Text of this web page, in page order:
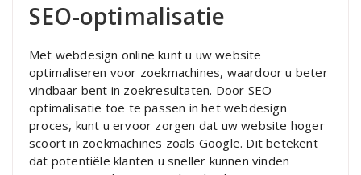
SEO-optimalisatie
Met webdesign online kunt u uw website
optimaliseren voor zoekmachines, waardoor u beter
vindbaar bent in zoekresultaten. Door SEO-
optimalisatie toe te passen in het webdesign
proces, kunt u ervoor zorgen dat uw website hoger
scoort in zoekmachines zoals Google. Dit betekent
dat potentiële klanten u sneller kunnen vinden